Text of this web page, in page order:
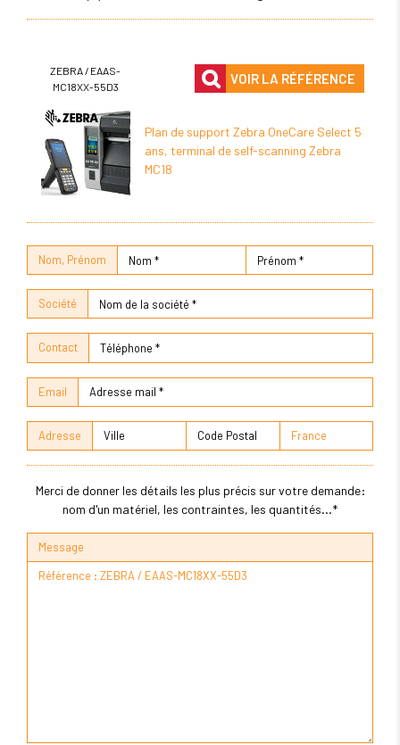
ZEBRA / EAAS-
MC18XX-55D3
VOIR LA RÉFÉRENCE
Plan de support Zebra OneCare Select 5
ans, terminal de self-scanning Zebra
MC18
Nom, Prénom
Société
Contact
Email
Adresse
Merci de donner les détails les plus précis sur votre demande:
nom d'un matériel, les contraintes, les quantités...*
Message